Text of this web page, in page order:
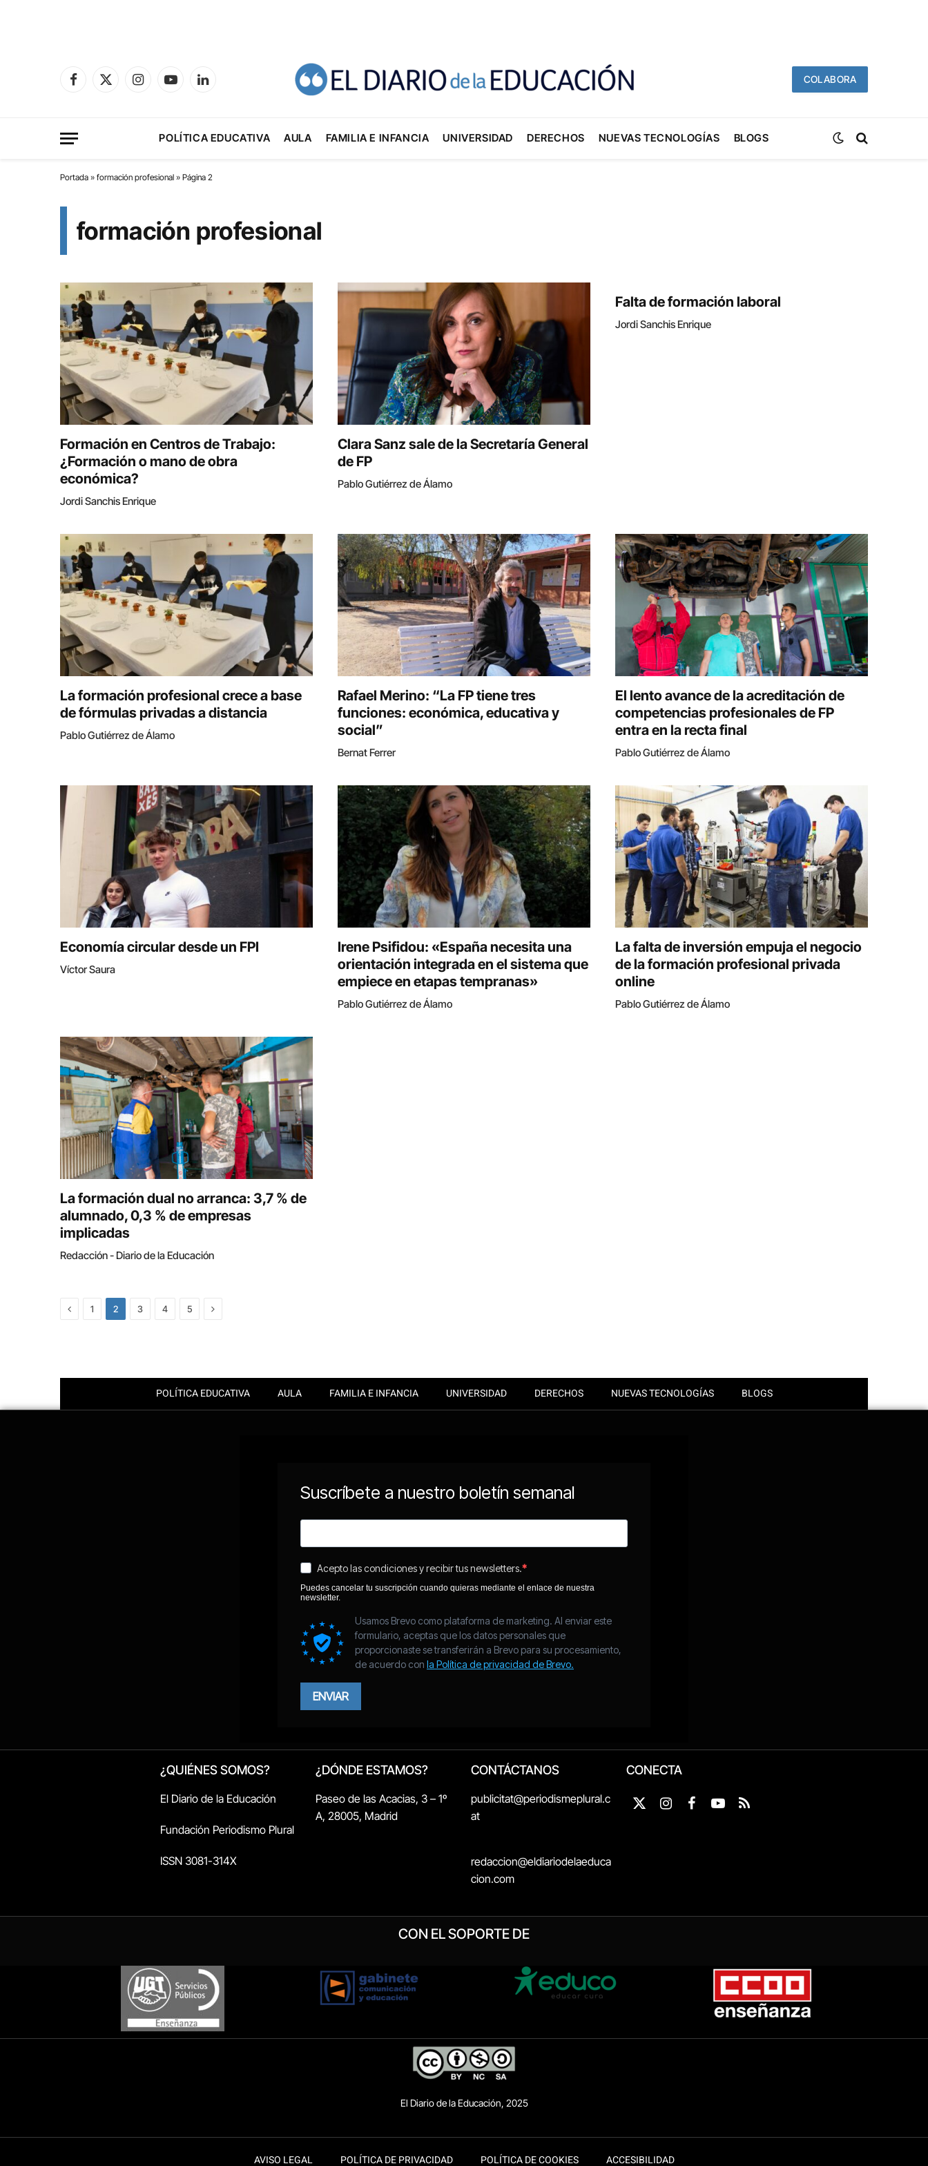
Facebook
X
InstagramYouTubeLinkedIn
COLABORA
POLÍTICA EDUCATIVA AULA FAMILIA E INFANCIA UNIVERSIDAD DERECHOS NUEVAS TECNOLOGÍAS BLOGS
Portada » formación profesional » Página 2
formación profesional
Formación en Centros de Trabajo:
¿Formación o mano de obra
económica?
Jordi Sanchis Enrique
Clara Sanz sale de la Secretaría General
de FP
Pablo Gutiérrez de Álamo
Falta de formación laboral
Jordi Sanchis Enrique
La formación profesional crece a base
de fórmulas privadas a distancia
Pablo Gutiérrez de Álamo
Rafael Merino: “La FP tiene tres
funciones: económica, educativa y
social”
Bernat Ferrer
El lento avance de la acreditación de
competencias profesionales de FP
entra en la recta final
Pablo Gutiérrez de Álamo
Economía circular desde un FPI
Víctor Saura
Irene Psifidou: «España necesita una
orientación integrada en el sistema que
empiece en etapas tempranas»
Pablo Gutiérrez de Álamo
La falta de inversión empuja el negocio
de la formación profesional privada
online
Pablo Gutiérrez de Álamo
La formación dual no arranca: 3,7 % de
alumnado, 0,3 % de empresas
implicadas
Redacción - Diario de la Educación
Previous
1 2 3 4 5 Next
POLÍTICA EDUCATIVA AULA FAMILIA E INFANCIA UNIVERSIDAD DERECHOS NUEVAS TECNOLOGÍAS BLOGS
¿QUIÉNES SOMOS?
El Diario de la Educación
Fundación Periodismo Plural
ISSN 3081-314X
¿DÓNDE ESTAMOS?
Paseo de las Acacias, 3 – 1º
A, 28005, Madrid
CONTÁCTANOS
publicitat@periodismeplural.c
at
redaccion@eldiariodelaeduca
cion.com
CONECTA
X
InstagramFacebookYouTubeRSS
CON EL SOPORTE DE
El Diario de la Educación, 2025
AVISO LEGAL POLÍTICA DE PRIVACIDAD POLÍTICA DE COOKIES ACCESIBILIDAD